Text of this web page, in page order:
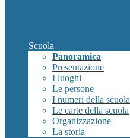
Scuola
Panoramica
Presentazione
I luoghi
Le persone
I numeri della scuola
Le carte della scuola
Organizzazione
La storia